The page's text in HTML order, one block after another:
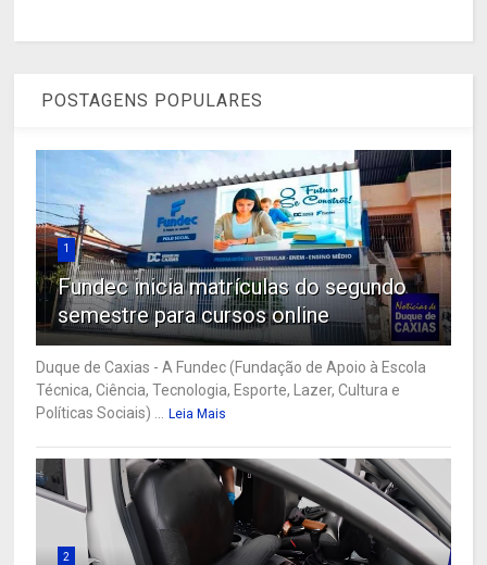
POSTAGENS POPULARES
1
Fundec inicia matrículas do segundo
semestre para cursos online
Duque de Caxias - A Fundec (Fundação de Apoio à Escola
Técnica, Ciência, Tecnologia, Esporte, Lazer, Cultura e
Políticas Sociais) ...
Leia Mais
2